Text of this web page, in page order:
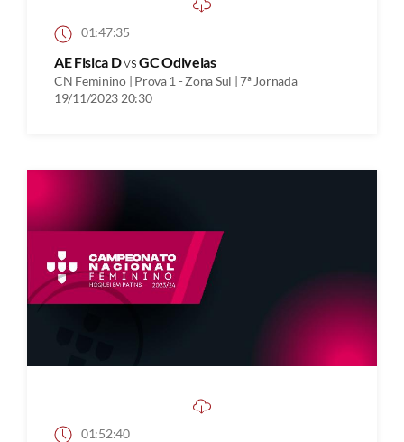
01:47:35
AE Fisica DvsGC Odivelas
CN Feminino | Prova 1 - Zona Sul | 7ª Jornada
19/11/2023 20:30
01:52:40